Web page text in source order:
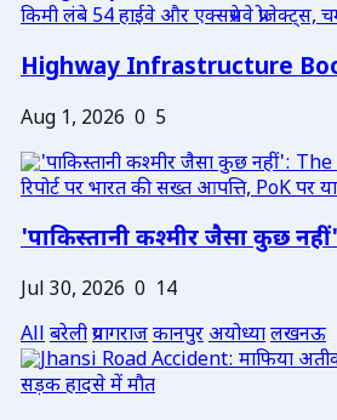
Highway Infrastructure
Aug 1, 2026 0 5
'पाकिस्तानी कश्मीर जैसा कुछ
Jul 30, 2026 0 14
Allबरेलीप्रयागराजकानपुरअयोध्यालखनऊ